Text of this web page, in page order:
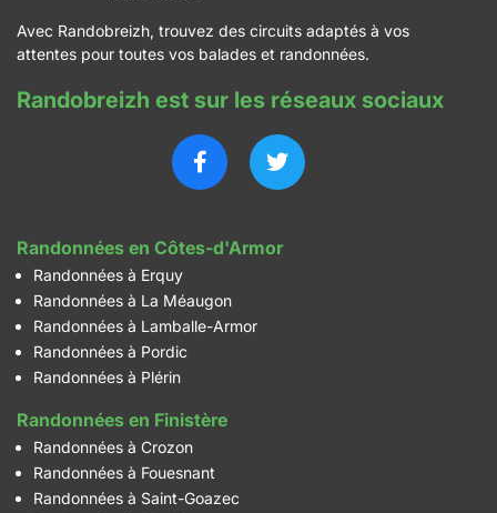
Avec Randobreizh, trouvez des circuits adaptés à vos
attentes pour toutes vos balades et randonnées.
Randobreizh est sur les réseaux sociaux
Randonnées en Côtes-d'Armor
Randonnées à Erquy
Randonnées à La Méaugon
Randonnées à Lamballe-Armor
Randonnées à Pordic
Randonnées à Plérin
Randonnées en Finistère
Randonnées à Crozon
Randonnées à Fouesnant
Randonnées à Saint-Goazec